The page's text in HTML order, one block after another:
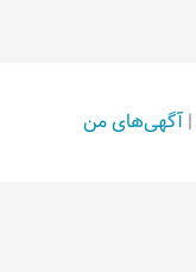
| آگهی‌های من